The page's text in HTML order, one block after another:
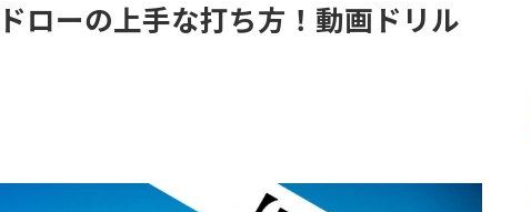
ローの上手な打ち方！動画ドリル